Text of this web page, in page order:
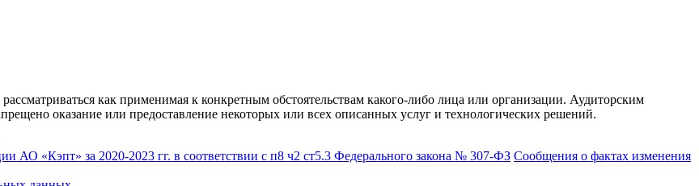
как применимая к конкретным обстоятельствам какого-либо лица или организации. Аудиторским
оказание или предоставление некоторых или всех описанных услуг и технологических решений.
АО «Кэпт» за 2020-2023 гг. в соответствии с п8 ч2 ст5.3 Федерального закона № 307-ФЗ Сообщения о фактах изменения